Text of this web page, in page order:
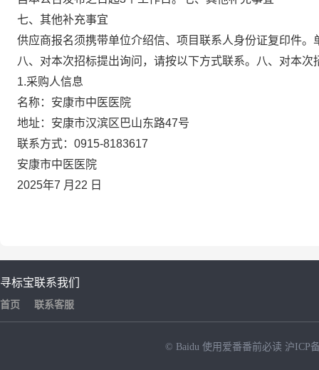
七、其他补充事宜
供应商报名须携带单位介绍信、项目联系人身份证复印件
八、对本次招标提出询问，请按以下方式联系。
八、对本次
1.采购人信息
名称： 安康市中医医院
地址： 安康市汉滨区巴山东路47号
联系方式： 0915-8183617
安康市中医医院
2025年7 月 22 日
寻标宝
首页
联系我们
联系客服
© Baidu 使用爱番番前必读 沪ICP